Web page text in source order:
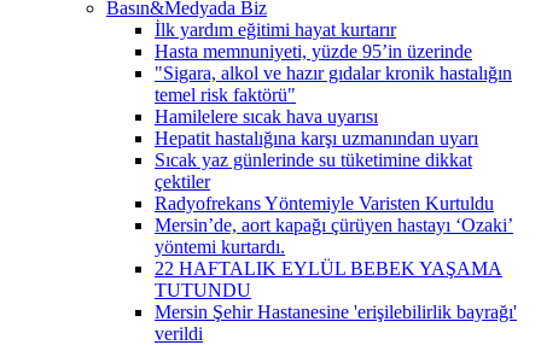
Basın&Medyada Biz
İlk yardım eğitimi hayat kurtarır
Hasta memnuniyeti, yüzde 95’in üzerinde
"Sigara, alkol ve hazır gıdalar kronik hastalığın
temel risk faktörü"
Hamilelere sıcak hava uyarısı
Hepatit hastalığına karşı uzmanından uyarı
Sıcak yaz günlerinde su tüketimine dikkat
çektiler
Radyofrekans Yöntemiyle Varisten Kurtuldu
Mersin’de, aort kapağı çürüyen hastayı ‘Ozaki’
yöntemi kurtardı.
22 HAFTALIK EYLÜL BEBEK YAŞAMA
TUTUNDU
Mersin Şehir Hastanesine 'erişilebilirlik bayrağı'
verildi